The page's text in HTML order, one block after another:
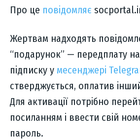
Про це повідомляє
Жертвам надходять
“подарунок” — передплату
підписку у месенджері
стверджується, оплатив
Для активації потрібно
посиланням і ввести свій
пароль.